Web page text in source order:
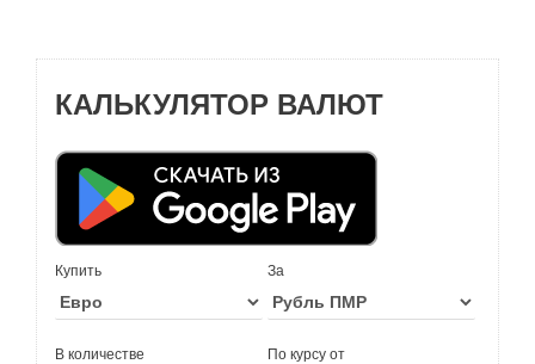
КАЛЬКУЛЯТОР ВАЛЮТ
Купить За
В количестве По курсу от